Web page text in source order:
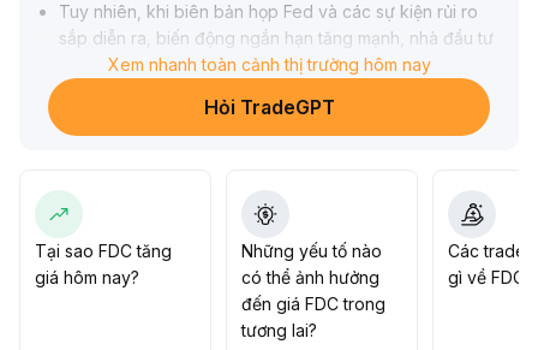
Tuy nhiên, khi biên bản họp Fed và các sự kiện rủi ro
sắp diễn ra, biến động ngắn hạn tăng mạnh, nhà đầu tư
nên theo dõi tín hiệu chính sách một cách linh hoạt, điều
chỉnh vị thế hợp lý và cảnh giác với nguy cơ điều chỉnh
nhanh do thanh khoản thu hẹp.
Xem nhanh toàn cảnh thị trường hôm nay
Hỏi TradeGPT
Tại sao FDC tăng
giá hôm nay?
Những yếu tố nào
có thể ảnh hưởng
đến giá FDC trong
tương lai?
Các trader
gì về FDC?